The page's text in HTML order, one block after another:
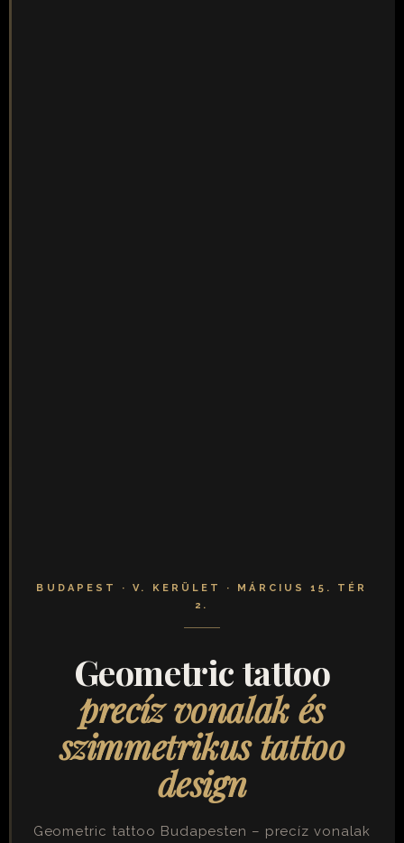
BUDAPEST · V. KERÜLET · MÁRCIUS 15. TÉR
2.
Geometric tattoo
precíz vonalak és
szimmetrikus tattoo
design
Geometric tattoo Budapesten – precíz vonalak